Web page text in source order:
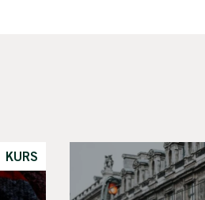
KURS